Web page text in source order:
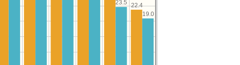
22.4
19.0
23.5